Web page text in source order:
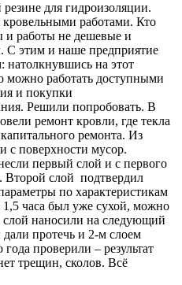
для гидроизоляции.
кровельными работами. Кто
и работы не дешевые и
С этим и наше предприятие
натолкнувшись на этот
можно работать доступными
и покупки
Решили попробовать. В
ремонт кровли, где текла
ремонта. Из
с поверхности мусор.
первый слой и с первого
Второй слой подтвердил
по характеристикам
1,5 часа был уже сухой, можно
наносили на следующий
протечь и 2-м слоем
проверили – результат
трещин, сколов. Всё